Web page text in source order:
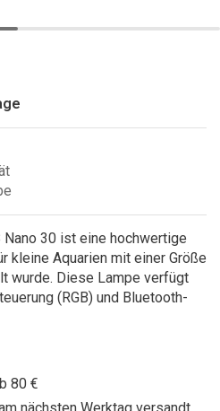
Nano 30 ist eine hochwertige
kleine Aquarien mit einer Größe
wurde. Diese Lampe verfügt
(RGB) und Bluetooth-
80 €